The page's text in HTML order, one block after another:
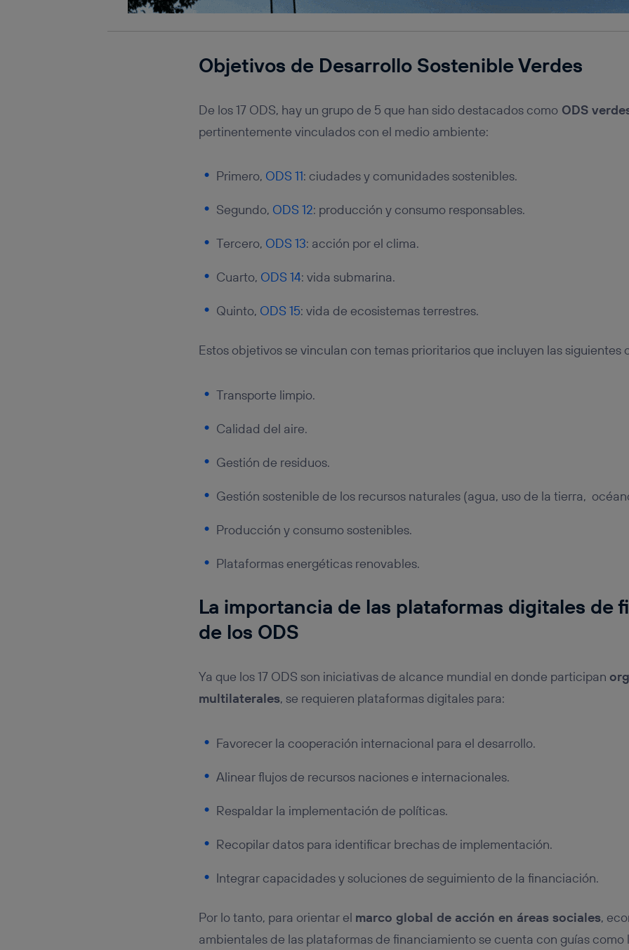
Objetivos de Desarrollo Sostenible Verdes
De los 17 ODS, hay un grupo de 5 que han sido destacados comoODS
pertinentemente vinculados con el medio ambiente:
Primero, ODS 11: ciudades y comunidades sostenibles.
Segundo, ODS 12: producción y consumo responsables.
Tercero, ODS 13: acción por el clima.
Cuarto, ODS 14: vida submarina.
Quinto, ODS 15: vida de ecosistemas terrestres.
Estos objetivos se vinculan con temas prioritarios que incluyen las siguientes
Transporte limpio.
Calidad del aire.
Gestión de residuos.
Gestión sostenible de los recursos naturales (agua, uso de la tierra,
Producción y consumo sostenibles.
Plataformas energéticas renovables.
La importancia de las plataformas digitales de
de los ODS
Ya que los 17 ODS son iniciativas de alcance mundial en donde participan
multilaterales, se requieren plataformas digitales para:
Favorecer la cooperación internacional para el desarrollo.
Alinear flujos de recursos naciones e internacionales.
Respaldar la implementación de políticas.
Recopilar datos para identificar brechas de implementación.
Integrar capacidades y soluciones de seguimiento de la financiación.
Por lo tanto, para orientar el marco global de acción en áreas sociales,
ambientales de las plataformas de financiamiento se cuenta con guías como